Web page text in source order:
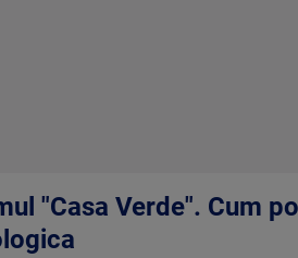
"Casa Verde". Cum